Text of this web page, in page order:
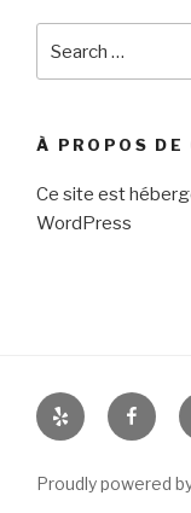
for:
À PROPOS DE
Ce site est
WordPress
Yelp
Proudly powered